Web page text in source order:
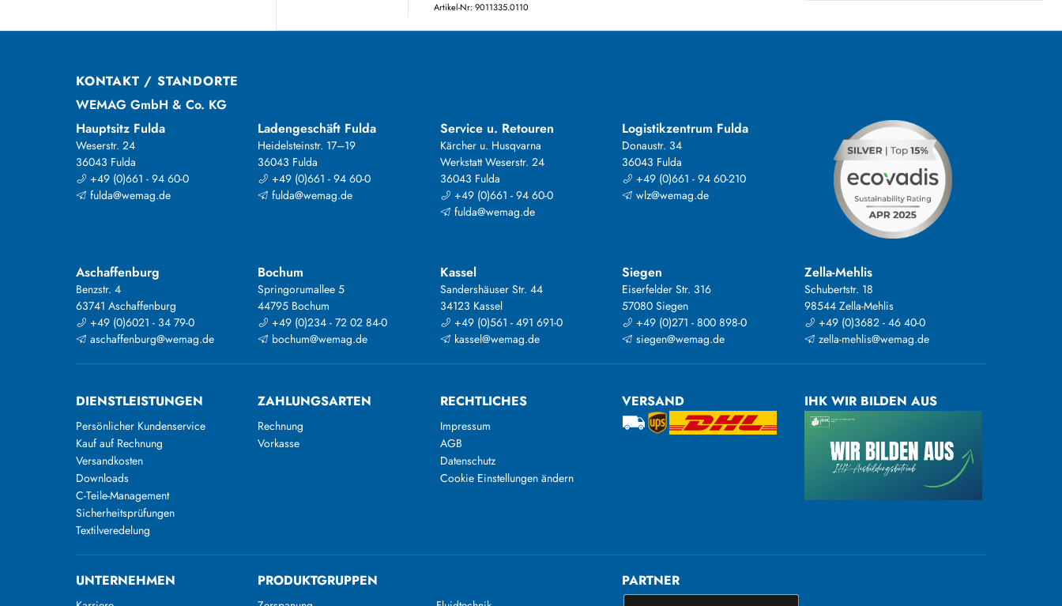
Artikel-Nr: 9011335.0110
KONTAKT / STANDORTE
WEMAG GmbH & Co. KG
Hauptsitz Fulda
Weserstr. 24
36043 Fulda
+49 (0)661 - 94 60-0
fulda@wemag.de
Ladengeschäft Fulda
Heidelsteinstr. 17–19
36043 Fulda
+49 (0)661 - 94 60-0
fulda@wemag.de
Service u. Retouren
Kärcher u. Husqvarna
Werkstatt Weserstr. 24
36043 Fulda
+49 (0)661 - 94 60-0
fulda@wemag.de
Logistikzentrum Fulda
Donaustr. 34
36043 Fulda
+49 (0)661 - 94 60-210
wlz@wemag.de
Aschaffenburg
Benzstr. 4
63741 Aschaffenburg
+49 (0)6021 - 34 79-0
aschaffenburg@wemag.de
Bochum
Springorumallee 5
44795 Bochum
+49 (0)234 - 72 02 84-0
bochum@wemag.de
Kassel
Sandershäuser Str. 44
34123 Kassel
+49 (0)561 - 491 691-0
kassel@wemag.de
Siegen
Eiserfelder Str. 316
57080 Siegen
+49 (0)271 - 800 898-0
siegen@wemag.de
Zella-Mehlis
Schubertstr. 18
98544 Zella-Mehlis
+49 (0)3682 - 46 40-0
zella-mehlis@wemag.de
DIENSTLEISTUNGEN
Persönlicher Kundenservice
Kauf auf Rechnung
Versandkosten
Downloads
C-Teile-Management
Sicherheitsprüfungen
Textilveredelung
ZAHLUNGSARTEN
Rechnung
Vorkasse
RECHTLICHES
Impressum
AGB
Datenschutz
Cookie Einstellungen ändern
VERSAND IHK WIR BILDEN AUS
UNTERNEHMEN PRODUKTGRUPPEN PARTNER